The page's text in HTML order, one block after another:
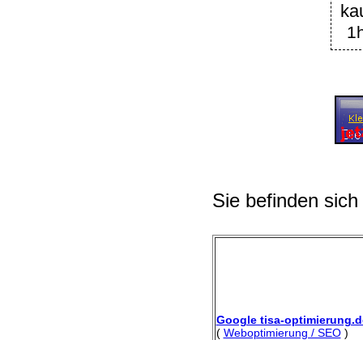
Sie befinden
Google tisa-
( Weboptimierung / SEO)